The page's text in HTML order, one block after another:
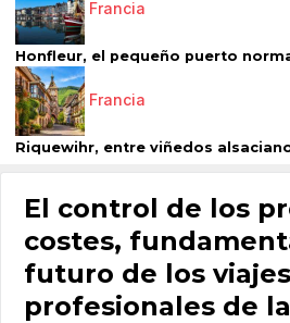
Francia
Honfleur, el pequeño puerto
Francia
Riquewihr, entre viñedos
El control de los
costes,
futuro de los
profesionales de